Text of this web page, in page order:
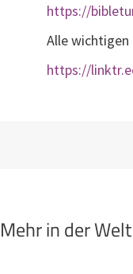
https://
Alle wichtigen
https://
Mehr in der